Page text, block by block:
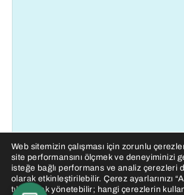
Web sitemizin çalışması için zorunlu
site performansını ölçmek ve deneyiminizi
isteğe bağlı performans ve analiz çerezleri
olarak etkinleştirilebilir. Çerez ayarlarınızı
tıklayarak yönetebilir; hangi çerezlerin